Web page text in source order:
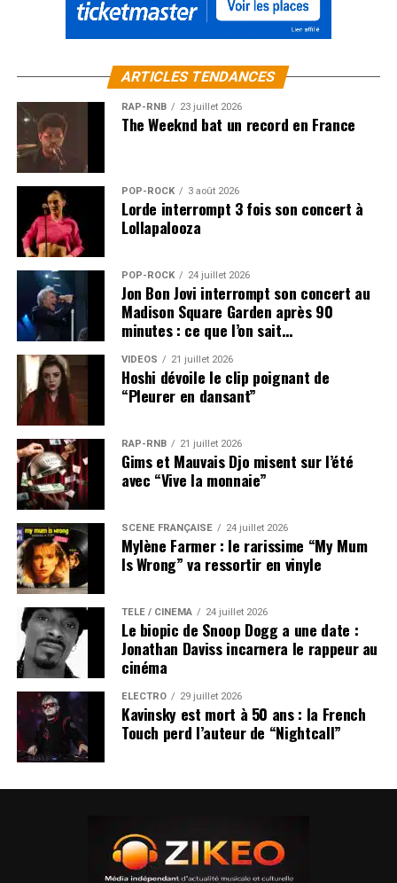
ARTICLES TENDANCES
RAP-RNB 23 juillet 2026
The Weeknd bat un record en France
POP-ROCK 3 août 2026
Lorde interrompt 3 fois son concert à
Lollapalooza
POP-ROCK 24 juillet 2026
Jon Bon Jovi interrompt son concert au
Madison Square Garden après 90
minutes : ce que l’on sait…
VIDEOS 21 juillet 2026
Hoshi dévoile le clip poignant de
“Pleurer en dansant”
RAP-RNB 21 juillet 2026
Gims et Mauvais Djo misent sur l’été
avec “Vive la monnaie”
SCÈNE FRANÇAISE 24 juillet 2026
Mylène Farmer : le rarissime “My Mum
Is Wrong” va ressortir en vinyle
TÉLÉ / CINÉMA 24 juillet 2026
Le biopic de Snoop Dogg a une date :
Jonathan Daviss incarnera le rappeur au
cinéma
ÉLECTRO 29 juillet 2026
Kavinsky est mort à 50 ans : la French
Touch perd l’auteur de “Nightcall”